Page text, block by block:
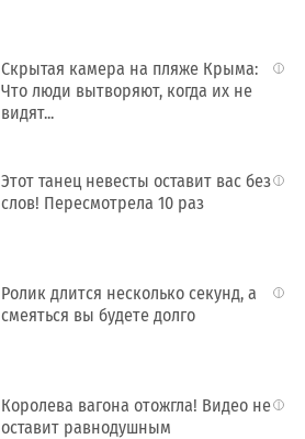
i
Скрытая камера на пляже Крыма:
Что люди вытворяют, когда их не
видят...
i
Этот танец невесты оставит вас без
слов! Пересмотрела 10 раз
i
Ролик длится несколько секунд, а
смеяться вы будете долго
i
Королева вагона отожгла! Видео не
оставит равнодушным